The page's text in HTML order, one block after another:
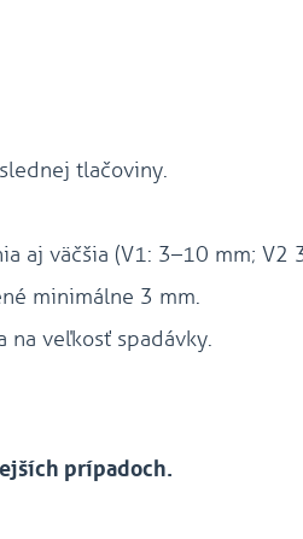
tlačoviny.
aj väčšia (V1: 3–10 mm; V2
minimálne 3 mm.
na veľkosť spadávky.
prípadoch.